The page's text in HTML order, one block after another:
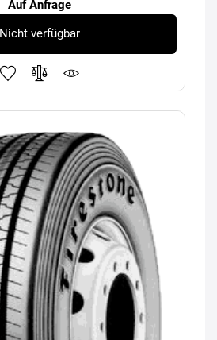
Auf Anfrage
Nicht verfügbar